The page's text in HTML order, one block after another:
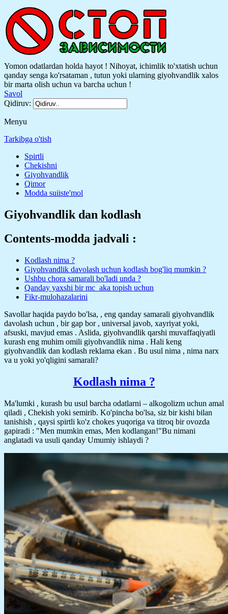
Yomon odatlardan holda hayot ! Nihoyat, ichimlik to'xtatish uchun
qanday senga ko'rsataman , tutun yoki ularning giyohvandlik xalos
bir marta olish uchun va barcha uchun !
Savol
Qidiruv:
Menyu
Tarkibga o'tish
Spirtli
Chekishni
Giyohvandlik
Qimor
Modda suiiste'mol
Giyohvandlik dan kodlash
Contents-modda jadvali :
Kodlash nima ?
Giyohvandlik davolash uchun kodlash bog'liq mumkin ?
Ushbu chora samarali bo'ladi unda ?
Qanday yaxshi bir mc_aka topish uchun
Fikr-mulohazalarini
Savollar haqida paydo bo'lsa, , eng qanday samarali giyohvandlik
davolash uchun , bir gap bor , universal javob, xayriyat yoki,
afsuski, mavjud emas . Aslida, giyohvandlik qarshi muvaffaqiyatli
kurash eng muhim omili giyohvandlik nima . Hali keng
giyohvandlik dan kodlash reklama ekan . Bu usul nima , nima narx
va u yoki yo'qligini samarali?
Kodlash nima ?
Ma'lumki , kurash bu usul barcha odatlarni – alkogolizm uchun amal
qiladi , Chekish yoki semirib. Ko'pincha bo'lsa, siz bir kishi bilan
tanishish , qaysi spirtli ko'z chokes yuqoriga va titroq bir ovozda
gapiradi : "Men mumkin emas, Men kodlangan!"Bu nimani
anglatadi va usuli qanday Umumiy ishlaydi ?